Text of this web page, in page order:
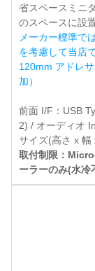
省スペースミニ
のスペースに設
メーカー標準で
を考慮して当店
120mm アドレ
加）
前面 I/F：USB
2) / オーディオ
サイズ(高さ x
取付制限：
ーラーのみ(水冷